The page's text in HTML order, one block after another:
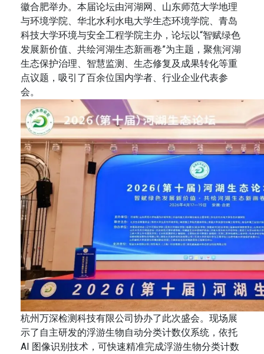
徽合肥举办。本届论坛由河湖网、山东师范大学地理
与环境学院、华北水利水电大学生态环境学院、青岛
科技大学环境与安全工程学院主办，论坛以“智赋绿色
发展新价值、共绘河湖生态新画卷”为主题，聚焦河湖
生态保护治理、智慧监测、生态修复及成果转化等重
点议题，吸引了百余位国内学者、行业企业代表参
会。
杭州万深检测科技有限公司协办了此次盛会。现场展
示了自主研发的浮游生物自动分类计数仪系统，依托
AI 图像识别技术，可快速精准完成浮游生物分类计数